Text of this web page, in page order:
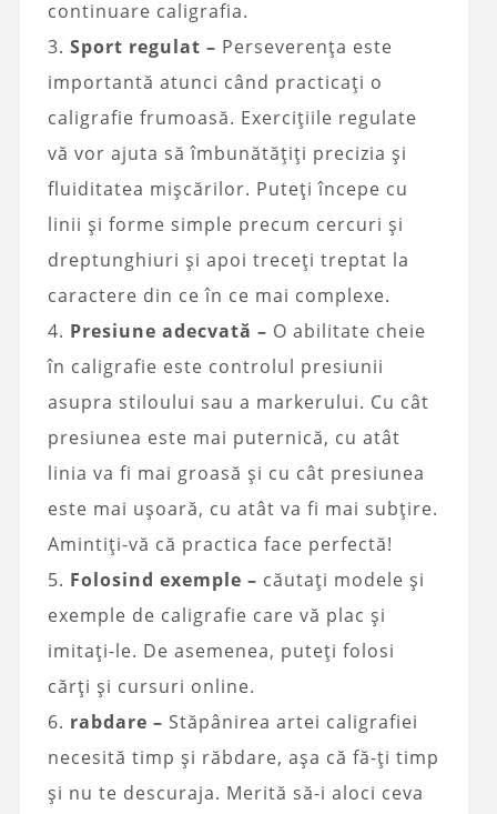
continuare caligrafia.
3. Sport regulat – Perseverența este
importantă atunci când practicați o
caligrafie frumoasă. Exercițiile regulate
vă vor ajuta să îmbunătățiți precizia și
fluiditatea mișcărilor. Puteți începe cu
linii și forme simple precum cercuri și
dreptunghiuri și apoi treceți treptat la
caractere din ce în ce mai complexe.
4. Presiune adecvată – O abilitate cheie
în caligrafie este controlul presiunii
asupra stiloului sau a markerului. Cu cât
presiunea este mai puternică, cu atât
linia va fi mai groasă și cu cât presiunea
este mai ușoară, cu atât va fi mai subțire.
Amintiți-vă că practica face perfectă!
5. Folosind exemple – căutați modele și
exemple de caligrafie care vă plac și
imitați-le. De asemenea, puteți folosi
cărți și cursuri online.
6. rabdare – Stăpânirea artei caligrafiei
necesită timp și răbdare, așa că fă-ți timp
și nu te descuraja. Merită să-i aloci ceva